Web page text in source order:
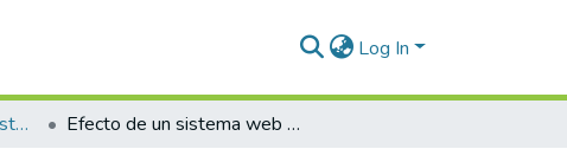
Log In
Tesis de Informática y Sistemas Efecto de un sistema web para el control y seguimiento de proyectos de tesis en la Escuela Académica profesional de Ingeniería en Informática y Sistemas de la Universidad Nacional Jorge Basadre Grohmann, Tacna – 2014